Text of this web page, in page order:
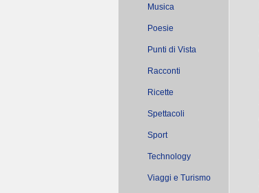
Musica
Poesie
Punti di Vista
Racconti
Ricette
Spettacoli
Sport
Technology
Viaggi e Turismo